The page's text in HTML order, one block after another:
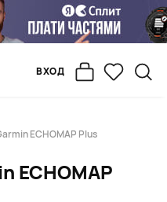
ВХОД
ECHOMAP Plus
ECHOMAP